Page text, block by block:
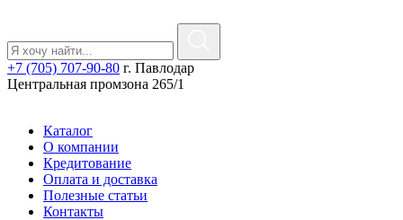
+7 (705) 707-90-80 г. Павлодар
Центральная промзона 265/1
Каталог
О компании
Кредитование
Оплата и доставка
Полезные статьи
Контакты